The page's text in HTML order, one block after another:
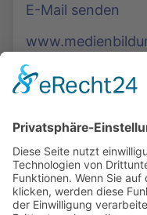
E-Mail senden
Podcasts, Themen
Entdecken Sie
und Demokratie -